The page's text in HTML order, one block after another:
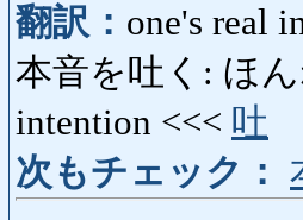
翻訳： one's real
本音を吐く: ほん
intention <<< 吐
次もチェック：